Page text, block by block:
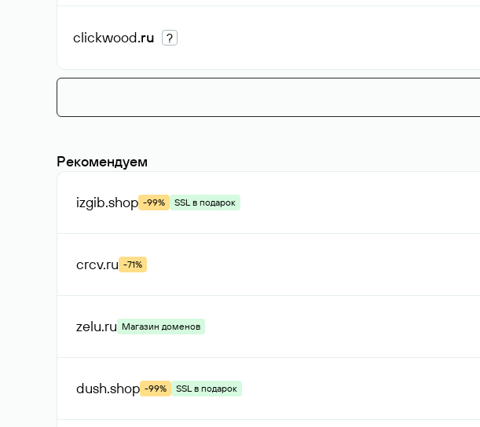
clickwood.ru ?
Рекомендуем
izgib.shop -99% SSL в подарок
crcv.ru -71%
zelu.ru Магазин доменов
dush.shop -99% SSL в подарок